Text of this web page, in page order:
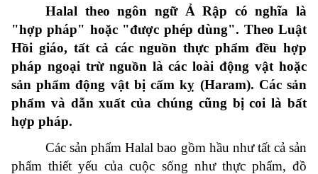
Halal theo ngôn ngữ Ả Rập có nghĩa là
"hợp pháp" hoặc "được phép dùng". Theo Luật
Hồi giáo, tất cả các nguồn thực phẩm đều hợp
pháp ngoại trừ nguồn là các loài động vật hoặc
sản phẩm động vật bị cấm kỵ (Haram). Các sản
phẩm và dẫn xuất của chúng cũng bị coi là bất
hợp pháp.
Các sản phẩm Halal bao gồm hầu như tất cả sản
phẩm thiết yếu của cuộc sống như thực phẩm, đồ